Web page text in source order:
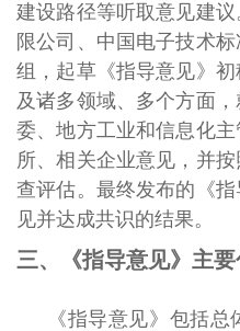
建设路径等听取意见建
限公司、中国电子技术
组，起草《指导意见》
及诸多领域、多个方面
委、地方工业和信息化
所、相关企业意见，并
查评估。最终发布的《
见并达成共识的结果。
三、《指导意见》主
《指导意见》包括